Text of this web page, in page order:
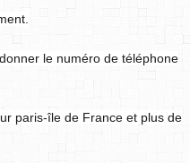
le numéro de téléphone
paris-île de France et plus de